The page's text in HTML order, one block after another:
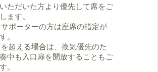
ただいた方より優先して席をご
ます。
ポーターの方は座席の指定が
。
超える場合は、換気優先のた
中も入口扉を開放することもご
。